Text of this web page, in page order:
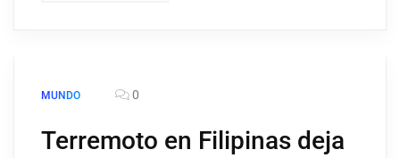
MUNDO 0
Terremoto en Filipinas deja